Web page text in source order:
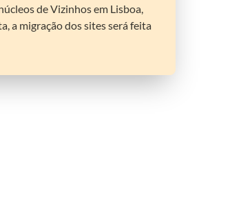
de Vizinhos em Lisboa,
a migração dos sites será feita